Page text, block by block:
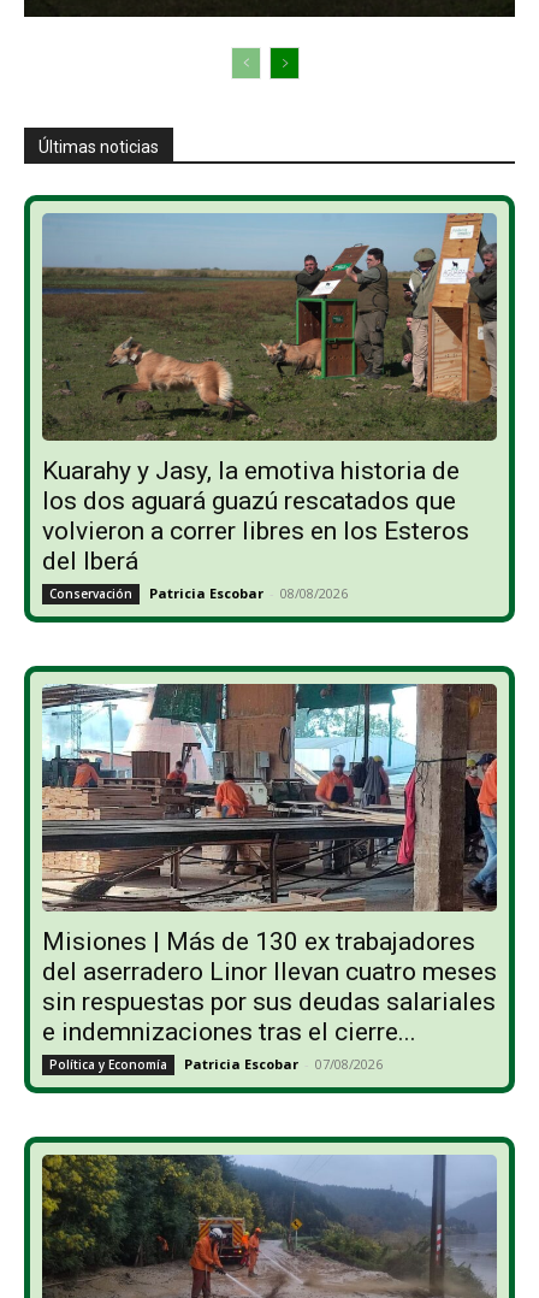
Últimas noticias
Kuarahy y Jasy, la emotiva historia de
los dos aguará guazú rescatados que
volvieron a correr libres en los Esteros
del Iberá
Conservación Patricia Escobar - 08/08/2026
Misiones | Más de 130 ex trabajadores
del aserradero Linor llevan cuatro meses
sin respuestas por sus deudas salariales
e indemnizaciones tras el cierre...
Política y Economía Patricia Escobar - 07/08/2026